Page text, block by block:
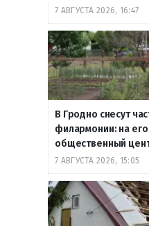
7 АВГУСТА 2026, 16:47
В Гродно снесут
филармонии: на
общественный
7 АВГУСТА 2026, 15:05